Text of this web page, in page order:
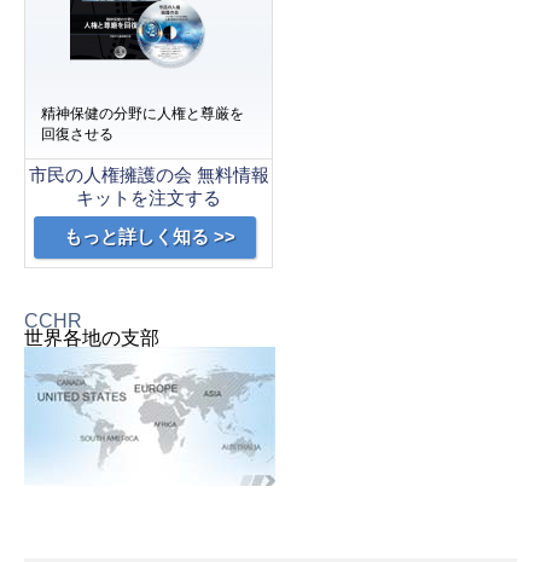
精神保健の分野に人権と尊厳を
回復させる
市民の人権擁護の会 無料情報
キットを注文する
もっと詳しく知る >>
CCHR
世界各地の支部